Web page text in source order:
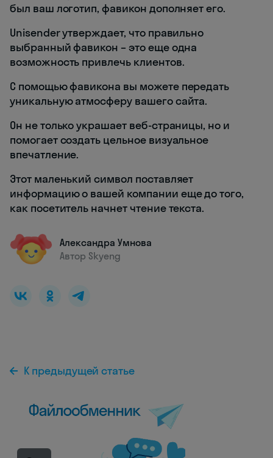
был ваш логотип, фавикон дополняет его.
Unisender утверждает, что правильно
выбранный фавикон – это еще одна
возможность привлечь клиентов.
С помощью фавикона вы можете передать
уникальную атмосферу вашего сайта.
Он не только украшает веб-страницы, но и
помогает создать цельное визуальное
впечатление.
Этот маленький символ поставляет
информацию о вашей компании еще до того,
как посетитель начнет чтение текста.
Александра Умнова
Автор Skyeng
К предыдущей статье